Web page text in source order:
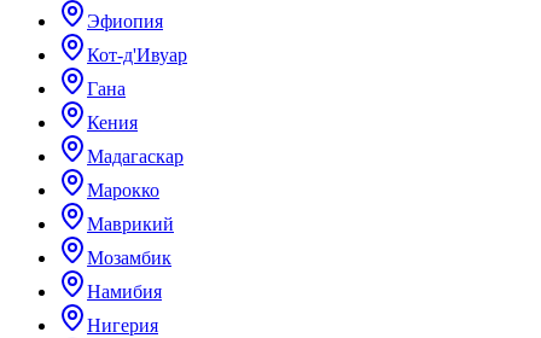
Эфиопия
Кот-д'Ивуар
Гана
Кения
Мадагаскар
Марокко
Маврикий
Мозамбик
Намибия
Нигерия